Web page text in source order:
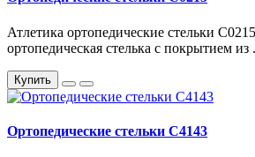
Атлетика ортопедические стельки
ортопедическая стелька с покрытием из
Купить
Ортопедические стельки С4143